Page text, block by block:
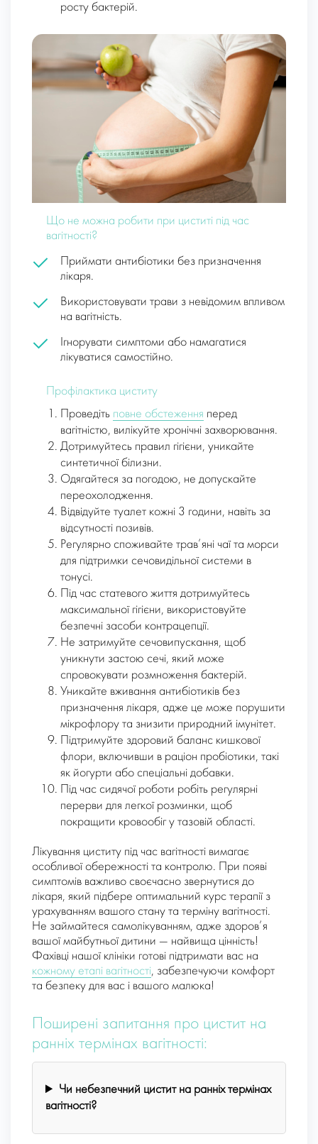
росту бактерій.
Що не можна робити при циститі під час
вагітності?
Приймати антибіотики без призначення
лікаря.
Використовувати трави з невідомим впливом
на вагітність.
Ігнорувати симптоми або намагатися
лікуватися самостійно.
Профілактика циститу
Проведіть повне обстеження перед
вагітністю, вилікуйте хронічні захворювання.
Дотримуйтесь правил гігієни, уникайте
синтетичної білизни.
Одягайтеся за погодою, не допускайте
переохолодження.
Відвідуйте туалет кожні 3 години, навіть за
відсутності позивів.
Регулярно споживайте трав’яні чаї та морси
для підтримки сечовидільної системи в
тонусі.
Під час статевого життя дотримуйтесь
максимальної гігієни, використовуйте
безпечні засоби контрацепції.
Не затримуйте сечовипускання, щоб
уникнути застою сечі, який може
спровокувати розмноження бактерій.
Уникайте вживання антибіотиків без
призначення лікаря, адже це може порушити
мікрофлору та знизити природний імунітет.
Підтримуйте здоровий баланс кишкової
флори, включивши в раціон пробіотики, такі
як йогурти або спеціальні добавки.
Під час сидячої роботи робіть регулярні
перерви для легкої розминки, щоб
покращити кровообіг у тазовій області.
Лікування циститу під час вагітності вимагає
особливої обережності та контролю. При появі
симптомів важливо своєчасно звернутися до
лікаря, який підбере оптимальний курс терапії з
урахуванням вашого стану та терміну вагітності.
Не займайтеся самолікуванням, адже здоров’я
вашої майбутньої дитини — найвища цінність!
Фахівці нашої клініки готові підтримати вас на
кожному етапі вагітності, забезпечуючи комфорт
та безпеку для вас і вашого малюка!
Поширені запитання про цистит на
ранніх термінах вагітності:
Чи небезпечний цистит на ранніх термінах
вагітності?